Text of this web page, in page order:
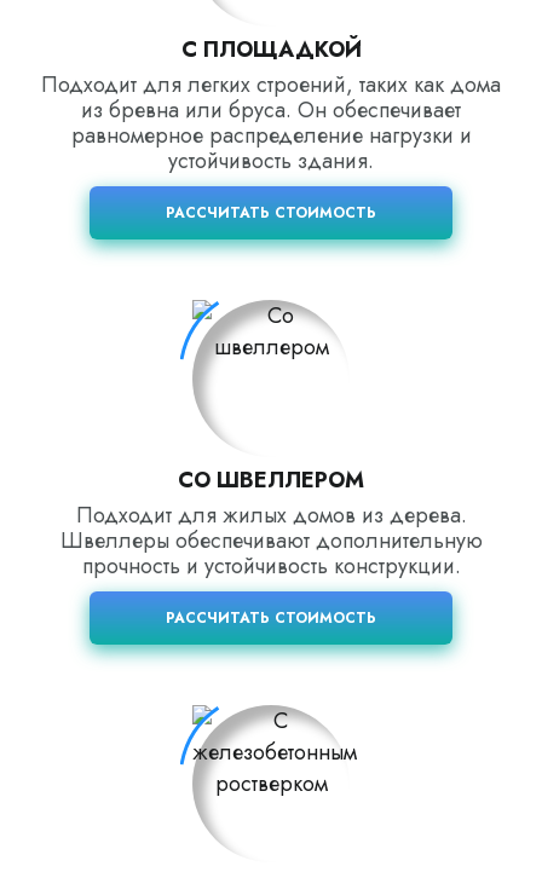
С ПЛОЩАДКОЙ
Подходит для легких строений, таких как дома
из бревна или бруса. Он обеспечивает
равномерное распределение нагрузки и
устойчивость здания.
РАССЧИТАТЬ СТОИМОСТЬ
СО ШВЕЛЛЕРОМ
Подходит для жилых домов из дерева.
Швеллеры обеспечивают дополнительную
прочность и устойчивость конструкции.
РАССЧИТАТЬ СТОИМОСТЬ